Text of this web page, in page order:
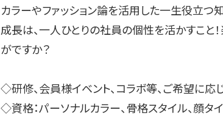
カラーやファッション論を活用した一生役立つ
成長は、一人ひとりの社員の個性を活かすこと
がですか？
◇研修、会員様イベント、コラボ等、ご希望に応
◇資格：パーソナルカラー、骨格スタイル、顔タ